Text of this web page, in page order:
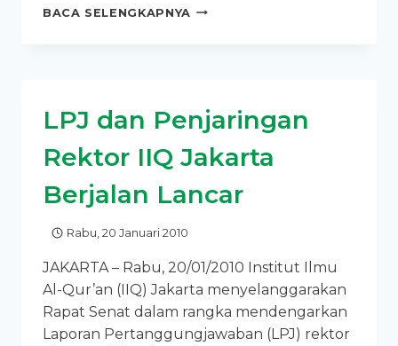
BACA SELENGKAPNYA IIQ
DKI
LPJ dan Penjaringan
Rektor IIQ Jakarta
Berjalan Lancar
Rabu, 20 Januari 2010
JAKARTA – Rabu, 20/01/2010 Institut Ilmu
Al-Qur’an (IIQ) Jakarta menyelanggarakan
Rapat Senat dalam rangka mendengarkan
Laporan Pertanggungjawaban (LPJ) rektor